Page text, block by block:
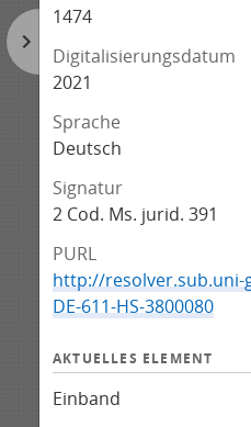
1474
Digitalisierungsdatum
2021
Sprache
Deutsch
Signatur
2 Cod. Ms. jurid. 391
PURL
http://
DE-611-HS-3800080
AKTUELLES ELEMENT
Einband